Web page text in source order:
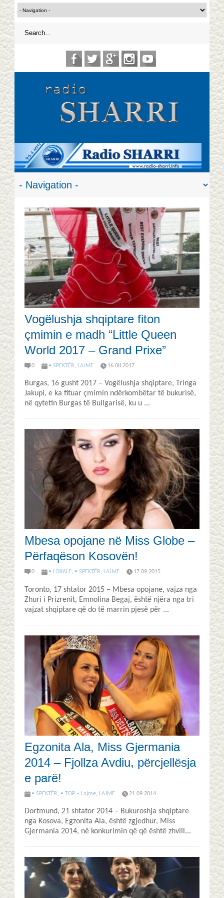
Vogëlushja shqiptare fiton
çmimin e madh “Little Queen
World 2017 – Grand Prixe”
0 • SPEKTËR, LAJME 16.08.2017
Burgas, 16 gusht 2017 – Vogëlushja shqiptare, Tringa
Jakupi, e ka fituar çmimin ndërkombëtar të bukurisë,
në qytetin Burgas të Bullgarisë, ku u ...
Mbesa opojane në Miss Globe –
Përfaqëson Kosovën!
0 • LOKALE, • SPEKTËR, LAJME 17.09.2015
Toronto, 17 shtator 2015 – Mbesa opojane, vajza nga
Zhuri i Prizrenit, Emnolina Begaj, është njëra nga tri
vajzat shqiptare që do të marrin pjesë për ...
Egzonita Ala, Miss Gjermania
2014 – Fjollza Avdiu, përcjellësja
e parë!
• SPEKTËR, • TOP – Lajme, LAJME 21.09.2014
Dortmund, 21 shtator 2014 – Bukuroshja shqiptare
nga Kosova, Egzonita Ala, është zgjedhur, Miss
Gjermania 2014, në konkurimin që që është zhvill...